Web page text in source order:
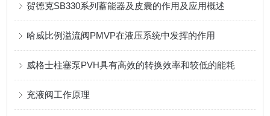
贺德克SB330系列蓄能器及皮囊的作用及应用概述
哈威比例溢流阀PMVP在液压系统中发挥的作用
威格士柱塞泵PVH具有高效的转换效率和较低的能耗
充液阀工作原理